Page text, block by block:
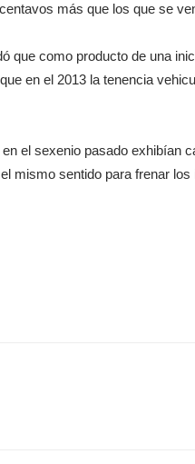
más que los que se
que como producto de una
en el 2013 la tenencia
el sexenio pasado exhibían
mismo sentido para frenar